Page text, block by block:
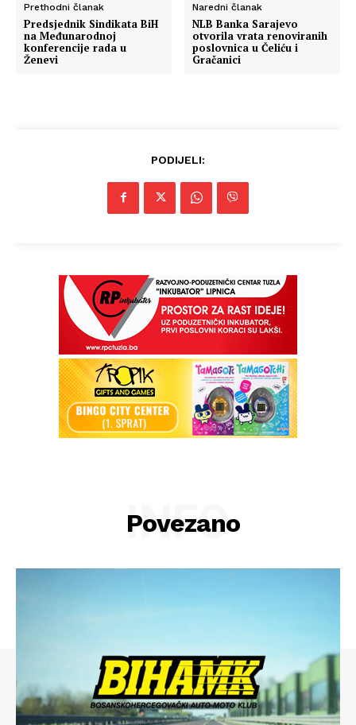
Prethodni članak
Predsjednik Sindikata BiH
na Međunarodnoj
konferencije rada u
Ženevi
Naredni članak
NLB Banka Sarajevo
otvorila vrata renoviranih
poslovnica u Čeliću i
Gračanici
PODIJELI:
Povezano
INFO